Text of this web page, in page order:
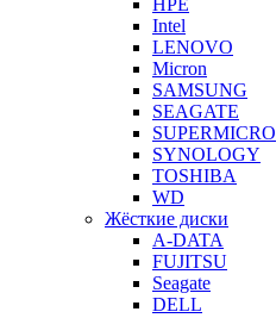
HPE
Intel
LENOVO
Micron
SAMSUNG
SEAGATE
SUPERMICRO
SYNOLOGY
TOSHIBA
WD
Жёсткие диски
A-DATA
FUJITSU
Seagate
DELL